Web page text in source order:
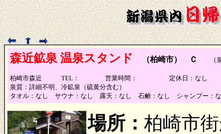
森近鉱泉 温泉スタンド （柏崎市） Ｃ （泉
柏崎市森近 TEL： 営業時間： 定休日：なし
泉質：詳細不明、冷鉱泉（硫黄分含む）
タオル：なし サウナ：なし 露天：なし 石鹸：なし シャンプー：
場所： 柏崎市